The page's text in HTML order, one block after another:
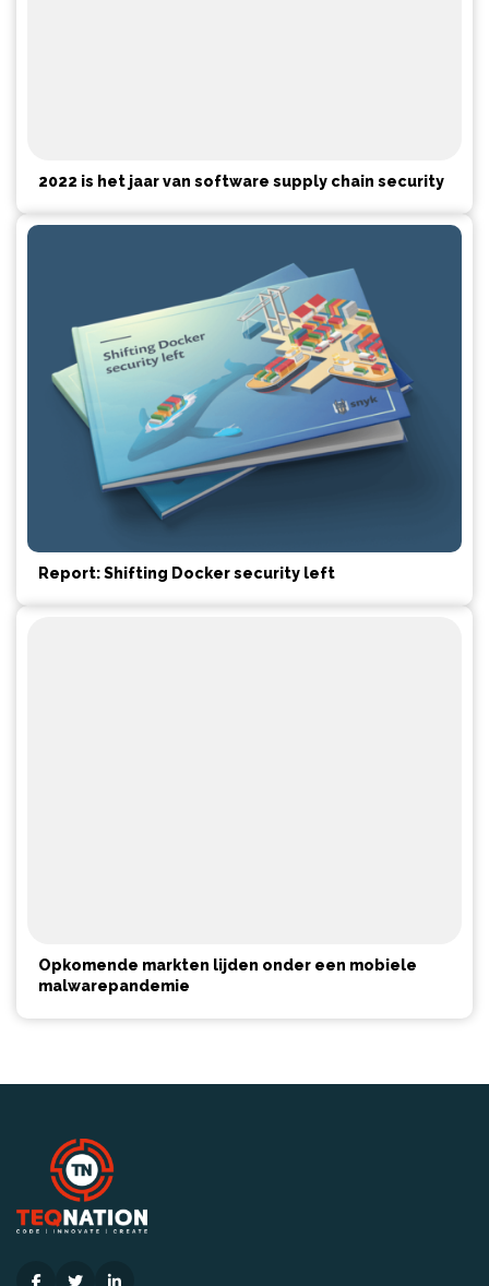
2022 is het jaar van software supply chain security
Report: Shifting Docker security left
Opkomende markten lijden onder een mobiele
malwarepandemie